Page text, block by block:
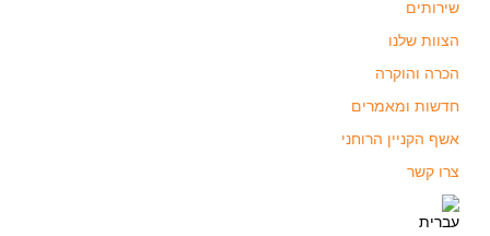
שירותים
הצוות שלנו
הכרה והוקרה
חדשות ומאמרים
אשף הקניין הרוחני
צרו קשר